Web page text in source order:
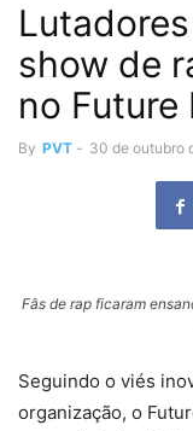
show de
no Future
By PVT - 30 de outubro
Fâs de rap ficaram
Seguindo o viés
organização, o